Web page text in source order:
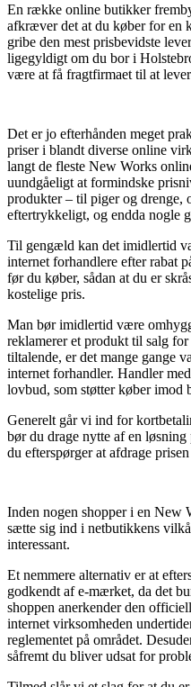
En række online butikker
afkræver det at du køber for en
gribe den mest prisbevidste
ligegyldigt om du bor i
være at få fragtfirmaet til at
Det er jo efterhånden meget
priser i blandt diverse online
langt de fleste New Works
uundgåeligt at formindske
produkter – til piger og drenge,
eftertrykkeligt, og endda nogle
Til gengæld kan det imidlertid
internet forhandlere efter rabat
før du køber, sådan at du er
kostelige pris.
Man bør imidlertid være
reklamerer et produkt til salg
tiltalende, er det mange gange
internet forhandler. Handler
lovbud, som støtter køber imod
Generelt går vi ind for
bør du drage nytte af en
du efterspørger at afdrage
Inden nogen shopper i en New
sætte sig ind i netbutikkens
interessant.
Et nemmere alternativ er at
godkendt af e-mærket, da det
shoppen anerkender den
internet virksomheden
reglementet på området.
såfremt du bliver udsat for